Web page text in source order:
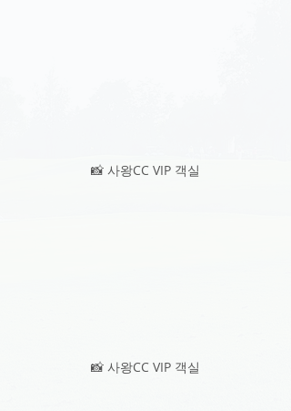
📸 사왕CC VIP 객실
📸 사왕CC VIP 객실